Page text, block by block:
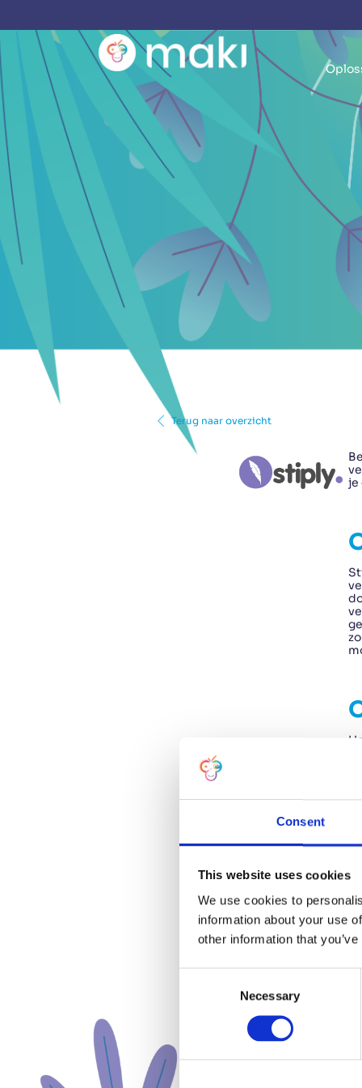
Consent
This website uses cookies
We use cookies to
information about your use
other information that
Necessary
Terug naar overzicht
je
te